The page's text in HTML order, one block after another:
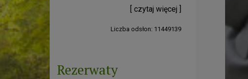
[ czytaj więcej ]
Liczba odsłon: 11449139
Rezerwaty